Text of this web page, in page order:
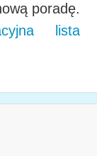
poradę.
lista